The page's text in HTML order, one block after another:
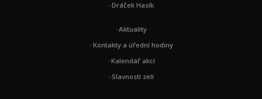
Dráček Hasík
Aktuality
Kontakty a úřední hodiny
Kalendář akcí
Slavnosti zelí